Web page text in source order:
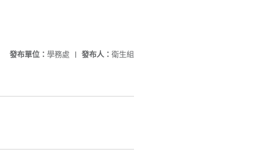
發布人： 衛生組
發布單位： 學務處 |